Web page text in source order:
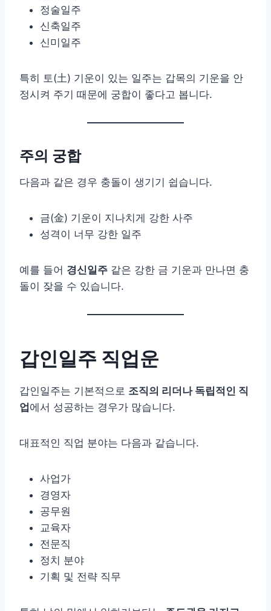
정술일주
신축일주
신미일주
특히 토(土) 기운이 있는 일주는 갑목의 기운을 안
정시켜 주기 때문에 궁합이 좋다고 봅니다.
주의 궁합
다음과 같은 경우 충돌이 생기기 쉽습니다.
금(金) 기운이 지나치게 강한 사주
성격이 너무 강한 일주
예를 들어 경신일주 같은 강한 금 기운과 만나면 충
돌이 잦을 수 있습니다.
갑인일주 직업운
갑인일주는 기본적으로 조직의 리더나 독립적인 직
업에서 성공하는 경우가 많습니다.
대표적인 직업 분야는 다음과 같습니다.
사업가
경영자
공무원
교육자
전문직
정치 분야
기획 및 전략 직무